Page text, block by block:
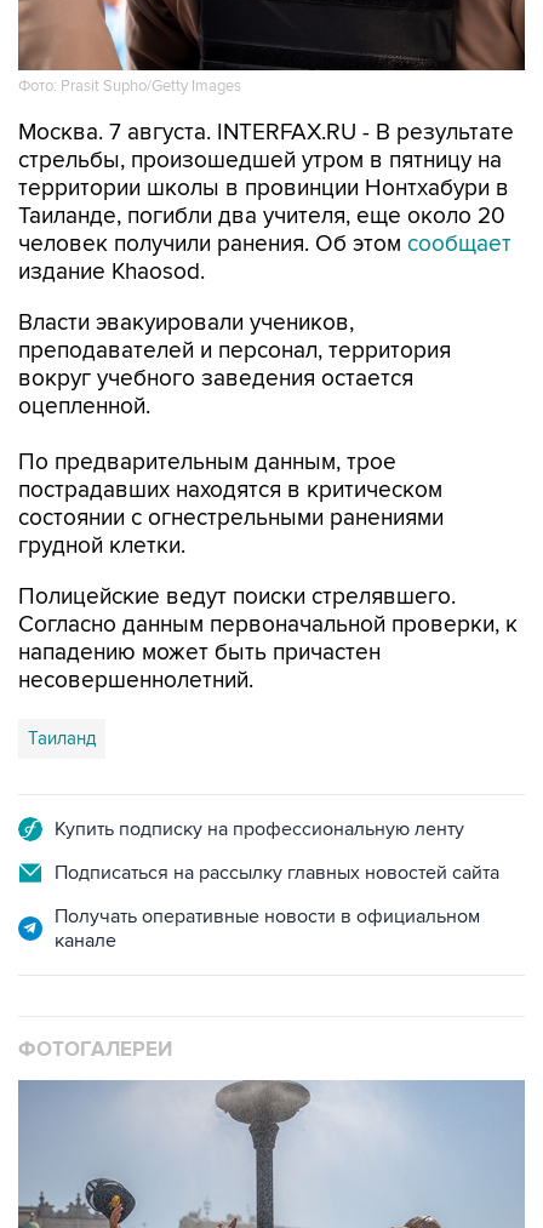
Фото: Prasit Supho/Getty Images
Москва. 7 августа. INTERFAX.RU - В результате
стрельбы, произошедшей утром в пятницу на
территории школы в провинции Нонтхабури в
Таиланде, погибли два учителя, еще около 20
человек получили ранения. Об этом сообщает
издание Khaosod.
Власти эвакуировали учеников,
преподавателей и персонал, территория
вокруг учебного заведения остается
оцепленной.
По предварительным данным, трое
пострадавших находятся в критическом
состоянии с огнестрельными ранениями
грудной клетки.
Полицейские ведут поиски стрелявшего.
Согласно данным первоначальной проверки, к
нападению может быть причастен
несовершеннолетний.
Таиланд
Купить подписку на профессиональную ленту
Подписаться на рассылку главных новостей сайта
Получать оперативные новости в официальном
канале
ФОТОГАЛЕРЕИ